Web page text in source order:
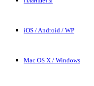
iOS / Android / WP
Mac OS X / Windows